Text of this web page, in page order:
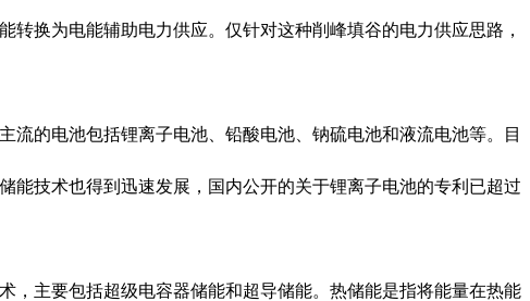
换为电能辅助电力供应。仅针对这种削峰填谷的电力供应思路，
的电池包括锂离子电池、铅酸电池、钠硫电池和液流电池等。目
能技术也得到迅速发展，国内公开的关于锂离子电池的专利已超过
主要包括超级电容器储能和超导储能。热储能是指将能量在热能